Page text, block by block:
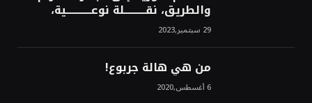
والطريق، نقــــــــــلة نوعــــــــــــية،
استراتيجية، تاريخية، نهائية، نحو
الشرق!محمد محسن29 سبتمبر,2023
من هي هالة جربوع!
6 أغسطس,2020